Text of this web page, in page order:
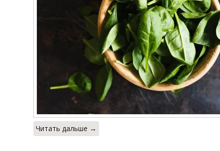
Читать дальше →